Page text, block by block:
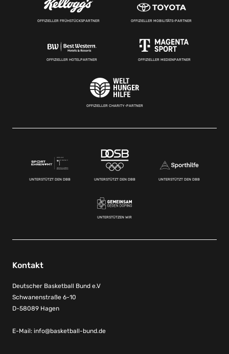
OFFIZIELLER FRÜHSTÜCKSPARTNER OFFIZIELLER MOBILITÄTS-PARTNER
OFFIZIELLER HOTELPARTNER OFFIZIELLER MEDIENPARTNER
OFFIZIELLER CHARITY-PARTNER
UNTERSTÜTZT DEN DBB UNTERSTÜTZT DEN DBB UNTERSTÜTZT DEN DBB
UNTERSTÜTZEN WIR
Kontakt
Deutscher Basketball Bund e.V
Schwanenstraße 6-10
D-58089 Hagen
E-Mail: info@basketball-bund.de